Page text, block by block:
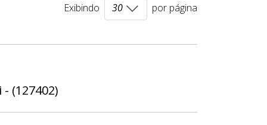
Exibindo por página
(127402)